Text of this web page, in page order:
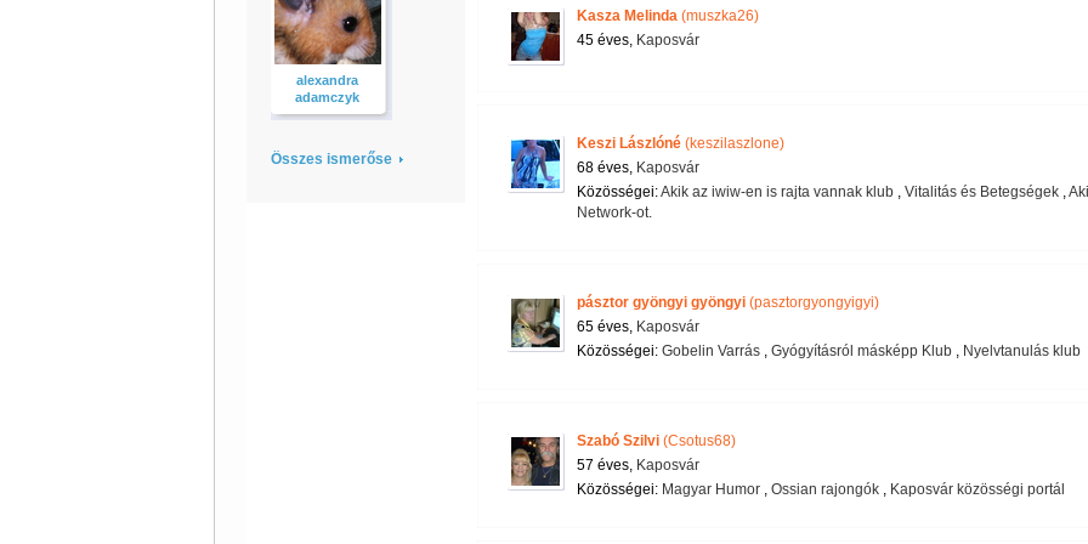
alexandra
adamczyk
Összes ismerőse
Kasza Melinda(muszka26)
45 éves, Kaposvár
Keszi Lászlóné (keszilaszlone)
68 éves, Kaposvár
Közösségei:Akik az iwiw-en is rajta vannak klub, Vitalitás és Betegségek,
Network-ot.
pásztor gyöngyi gyöngyi(pasztorgyongyigyi)
65 éves, Kaposvár
Közösségei: Gobelin Varrás, Gyógyításról másképp Klub, Nyelvtanulás klub
Szabó Szilvi(Csotus68)
57 éves, Kaposvár
Közösségei: Magyar Humor, Ossian rajongók, Kaposvár közösségi portál